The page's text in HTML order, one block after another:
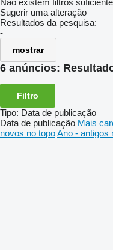
Não existem filtros
Sugerir uma alteração
Resultados da pesquisa:
-
mostrar
6 anúncios:
Filtro
Tipo: Data de publicação
Data de publicação Mais
novos no topoAno - antigos